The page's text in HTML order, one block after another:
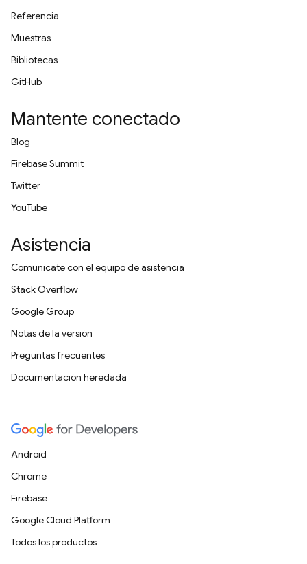
Referencia
Muestras
Bibliotecas
GitHub
Mantente conectado
Blog
Firebase Summit
Twitter
YouTube
Asistencia
Comunícate con el equipo de asistencia
Stack Overflow
Google Group
Notas de la versión
Preguntas frecuentes
Documentación heredada
Android
Chrome
Firebase
Google Cloud Platform
Todos los productos